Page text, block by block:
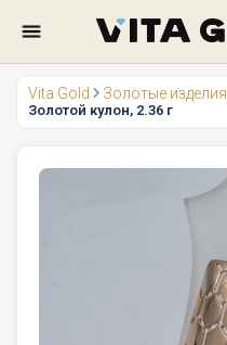
Vita Gold Золотые изделия
Золотой кулон, 2.36 г